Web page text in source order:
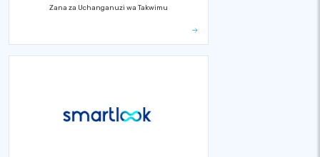
Zana za Uchanganuzi wa Takwimu